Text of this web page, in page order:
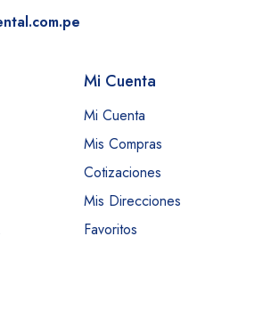
Mi Cuenta
Mi Cuenta
Mis Compras
Cotizaciones
Mis Direcciones
Favoritos